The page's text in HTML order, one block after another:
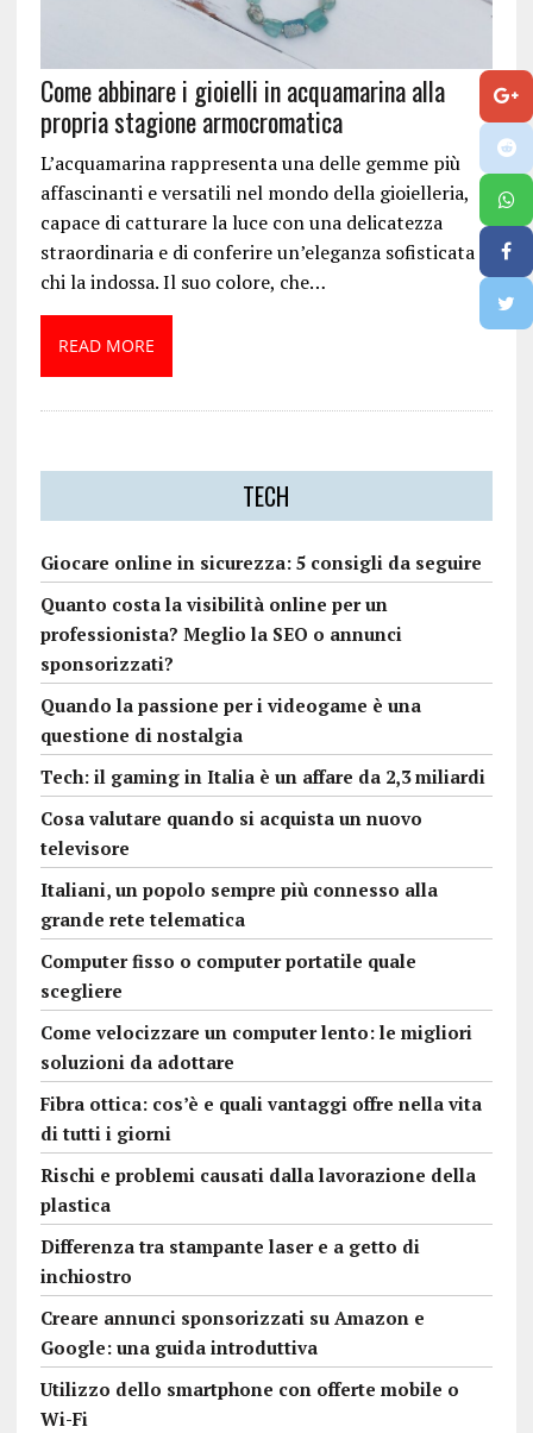
Come abbinare i gioielli in acquamarina alla
propria stagione armocromatica
L’acquamarina rappresenta una delle gemme più
affascinanti e versatili nel mondo della gioielleria,
capace di catturare la luce con una delicatezza
straordinaria e di conferire un’eleganza sofisticata a
chi la indossa. Il suo colore, che…
READ MORE
TECH
Giocare online in sicurezza: 5 consigli da seguire
Quanto costa la visibilità online per un
professionista? Meglio la SEO o annunci
sponsorizzati?
Quando la passione per i videogame è una
questione di nostalgia
Tech: il gaming in Italia è un affare da 2,3 miliardi
Cosa valutare quando si acquista un nuovo
televisore
Italiani, un popolo sempre più connesso alla
grande rete telematica
Computer fisso o computer portatile quale
scegliere
Come velocizzare un computer lento: le migliori
soluzioni da adottare
Fibra ottica: cos’è e quali vantaggi offre nella vita
di tutti i giorni
Rischi e problemi causati dalla lavorazione della
plastica
Differenza tra stampante laser e a getto di
inchiostro
Creare annunci sponsorizzati su Amazon e
Google: una guida introduttiva
Utilizzo dello smartphone con offerte mobile o
Wi-Fi